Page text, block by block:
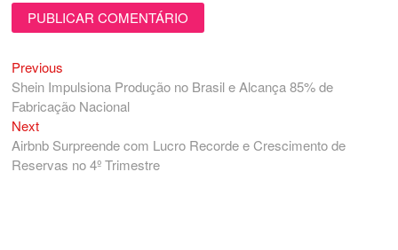
Navegação
de
Post
Previous
post:
Shein Impulsiona Produção no Brasil e Alcança 85% de
Fabricação Nacional
NextNext
post:
Airbnb Surpreende com Lucro Recorde e Crescimento de
Reservas no 4º Trimestre